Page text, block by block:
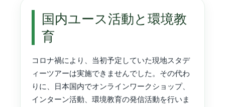
国内ユース活動と環境教
育
コロナ禍により、当初予定していた現地スタデ
ィーツアーは実施できませんでした。その代わ
りに、日本国内でオンラインワークショップ、
インターン活動、環境教育の発信活動を行いま